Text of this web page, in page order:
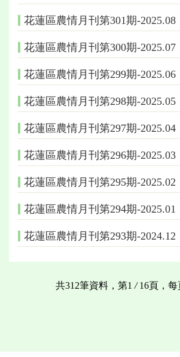
花蓮區農情月刊第301期-2025.08
花蓮區農情月刊第300期-2025.07
花蓮區農情月刊第299期-2025.06
花蓮區農情月刊第298期-2025.05
花蓮區農情月刊第297期-2025.04
花蓮區農情月刊第296期-2025.03
花蓮區農情月刊第295期-2025.02
花蓮區農情月刊第294期-2025.01
花蓮區農情月刊第293期-2024.12
共312筆資料，第1 /16頁，每